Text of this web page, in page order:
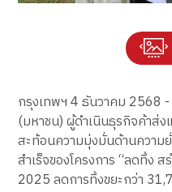
กรุงเทพฯ 4 ธันวาคม 2568
(มหาชน) ผู้ดำเนินธุรกิจค้า
สะท้อนความมุ่งมั่นด้านความ
สำเร็จของโครงการ “ลดทิ้ง
2025 ลดการทิ้งขยะกว่า